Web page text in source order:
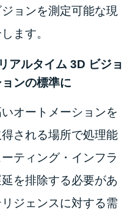
ョンを測定可能な現
ます。
アルタイム 3D ビジョ
ンの標準に
オートメーションを
される場所で処理能
ティング・インフラ
を排除する必要があ
ジェンスに対する需